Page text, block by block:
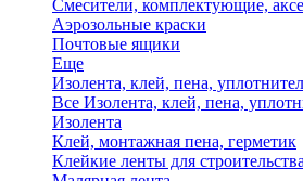
Смесители, комплектующие,
Аэрозольные краски
Почтовые ящики
Еще
Изолента, клей, пена,
Все Изолента, клей, пена,
Изолента
Клей, монтажная пена, герметик
Клейкие ленты для